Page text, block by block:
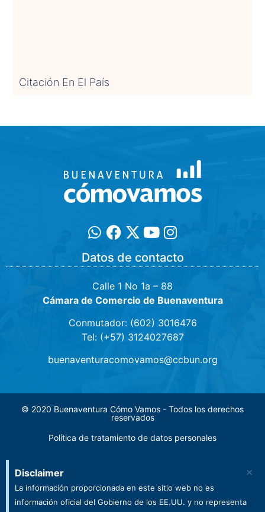
Citación En El País
Datos de contacto
Calle 1 No 1a – 88
Cámara de Comercio de Buenaventura
Conmutador: (602) 3016476
Tel: (+57) 3124027687
buenaventuracomovamos@ccbun.org
© 2020 Buenaventura Cómo Vamos - Todos los derechos
reservados
Política de tratamiento de datos personales
Disclaimer
La información proporcionada en este sitio web no es
información oficial del Gobierno de los EE.UU. y no representa
×